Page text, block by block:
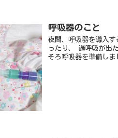
呼吸器のこと
夜間、呼吸器を導入
ったり、 過呼吸が出
そろ呼吸器を準備し